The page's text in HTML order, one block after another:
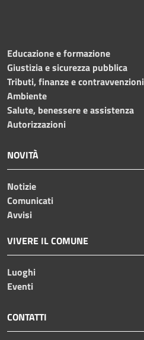
Educazione e formazione
Giustizia e sicurezza pubblica
Tributi, finanze e contravvenzioni
Ambiente
Salute, benessere e assistenza
Autorizzazioni
NOVITÀ
Notizie
Comunicati
Avvisi
VIVERE IL COMUNE
Luoghi
Eventi
CONTATTI